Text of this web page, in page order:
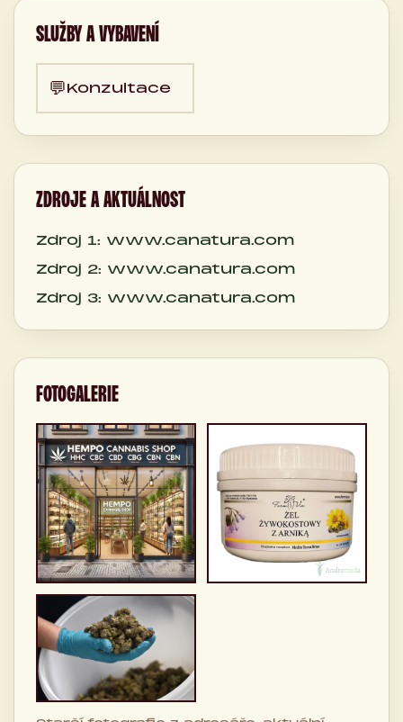
SLUŽBY A VYBAVENÍ
💬Konzultace
ZDROJE A AKTUÁLNOST
Zdroj 1: www.canatura.com
Zdroj 2: www.canatura.com
Zdroj 3: www.canatura.com
FOTOGALERIE